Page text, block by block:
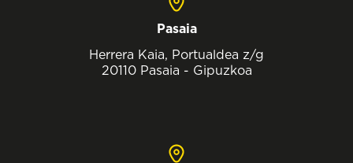
Pasaia
Herrera Kaia, Portualdea z/g
20110 Pasaia - Gipuzkoa